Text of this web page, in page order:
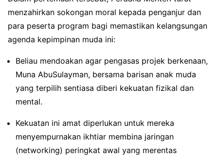
menzahirkan sokongan moral kepada penganjur dan
para peserta program bagi memastikan kelangsungan
agenda kepimpinan muda ini:
Beliau mendoakan agar pengasas projek berkenaan,
Muna AbuSulayman, bersama barisan anak muda
yang terpilih sentiasa diberi kekuatan fizikal dan
mental.
Kekuatan ini amat diperlukan untuk mereka
menyempurnakan ikhtiar membina jaringan
(networking) peringkat awal yang merentas